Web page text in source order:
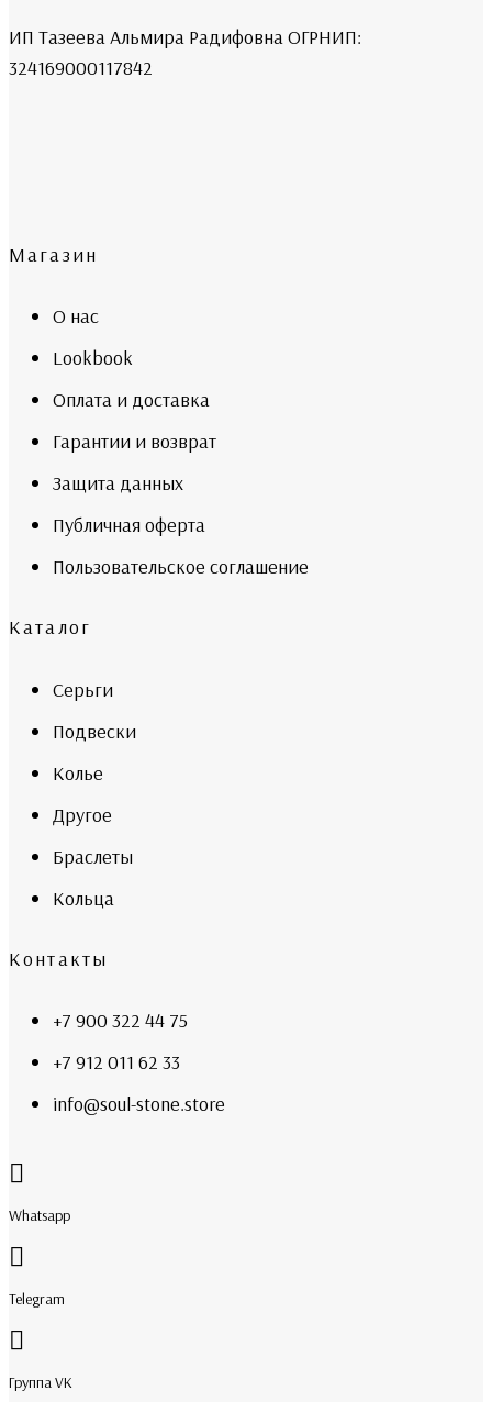
ИП Тазеева Альмира Радифовна ОГРНИП:
324169000117842
Магазин
О нас
Lookbook
Оплата и доставка
Гарантии и возврат
Защита данных
Публичная оферта
Пользовательское соглашение
Каталог
Серьги
Подвески
Колье
Другое
Браслеты
Кольца
Контакты
+7 900 322 44 75
+7 912 011 62 33
info@soul-stone.store
Whatsapp
Telegram
Группа VK